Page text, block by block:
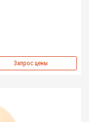
Запрос цены